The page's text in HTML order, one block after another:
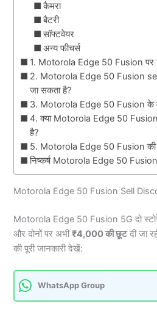
कैमरा
बैटरी
सॉफ्टवेयर
अन्य फीचर्स
1. Motorola Edge 50 Fusion पर
2. Motorola Edge 50 Fusion
जा सकता है?
3. Motorola Edge 50 Fusion के
4. क्या Motorola Edge 50 Fusion
है?
5. Motorola Edge 50 Fusion की
निष्कर्ष Motorola Edge 50
Motorola Edge 50 Fusion Sell
Motorola Edge 50 Fusion 5G दो
और दोनों पर अभी₹4,000 की छूटदी जा
की पूरी जानकारी देखें:
WhatsApp Group